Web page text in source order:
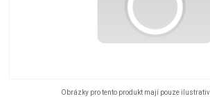
Obrázky pro tento produkt mají pouze